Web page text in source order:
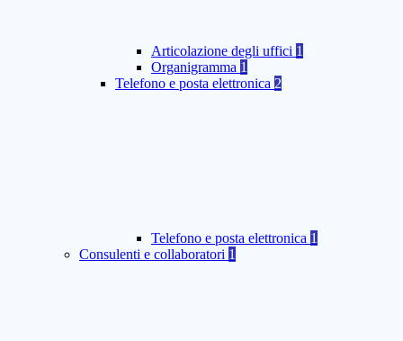
Articolazione degli uffici 1
Organigramma 1
Telefono e posta elettronica 2
Telefono e posta elettronica 1
Consulenti e collaboratori 1